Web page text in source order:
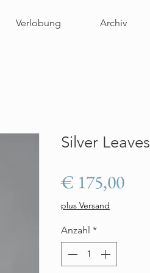
Verlobung Archiv
Silver Leaves
€ 175,00Preis
plus Versand
Anzahl *